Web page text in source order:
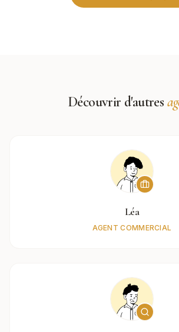
Découvrir d'autres
Léa
AGENT COMMERCIAL